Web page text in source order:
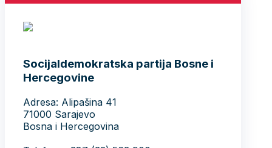
Socijaldemokratska partija Bosne i
Hercegovine
Adresa: Alipašina 41
71000 Sarajevo
Bosna i Hercegovina